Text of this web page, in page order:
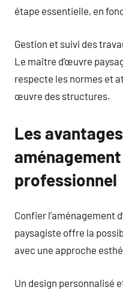
étape essentielle, en
Gestion et suivi des
Le maître d’œuvre
respecte les normes et
œuvre des structures.
Les avantages
professionnel
Confier l’aménagement
paysagiste offre la
avec une approche
Un design personnalisé